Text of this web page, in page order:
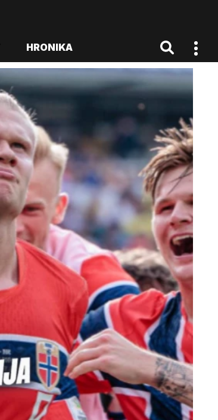
HRONIKA